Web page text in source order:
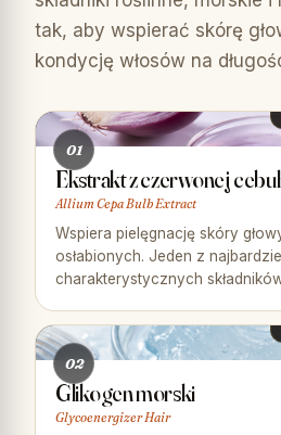
tak, aby wspierać skórę
kondycję włosów na
01
Ekstrakt z czerwonej
Allium Cepa Bulb Extract
Wspiera pielęgnację skóry
osłabionych. Jeden z
charakterystycznych
02
Glikogen morski
Glycoenergizer Hair